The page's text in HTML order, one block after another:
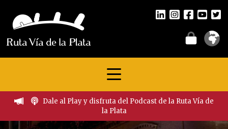
Dale al Play y disfruta del Podcast de la Ruta Vía de
la Plata